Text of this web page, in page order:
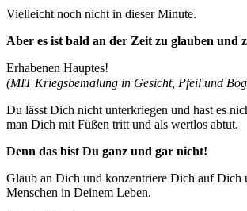
Vielleicht noch nicht in dieser Minute.
Aber es ist bald an der Zeit zu glauben und
Erhabenen Hauptes!
(MIT Kriegsbemalung in Gesicht, Pfeil und
Du lässt Dich nicht unterkriegen und hast es
man Dich mit Füßen tritt und als wertlos abtut.
Denn das bist Du ganz und gar nicht!
Glaub an Dich und konzentriere Dich auf Dich
Menschen in Deinem Leben.